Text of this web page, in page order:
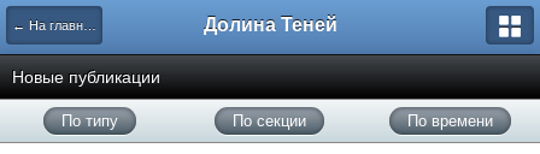
← На главную Долина Теней
Новые публикации
По типу По секции По времени